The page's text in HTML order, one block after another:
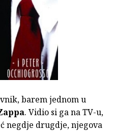
barem jednom u
. Vidio si ga na TV-u,
negdje drugdje, njegova